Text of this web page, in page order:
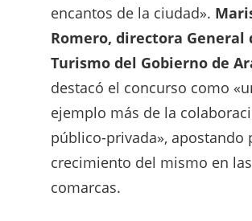
encantos de la ciudad».
Romero, directora General
Turismo del Gobierno de
destacó el concurso como
ejemplo más de la
público-privada», apostando
crecimiento del mismo en las
comarcas.